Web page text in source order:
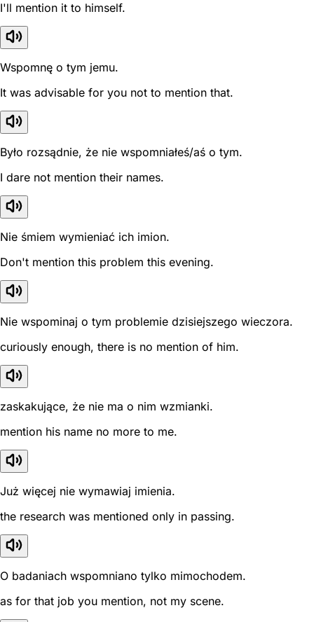
I'll mention it to himself.
Wspomnę o tym jemu.
It was advisable for you not to mention that.
Było rozsądnie, że nie wspomniałeś/aś o tym.
I dare not mention their names.
Nie śmiem wymieniać ich imion.
Don't mention this problem this evening.
Nie wspominaj o tym problemie dzisiejszego wieczora.
curiously enough, there is no mention of him.
zaskakujące, że nie ma o nim wzmianki.
mention his name no more to me.
Już więcej nie wymawiaj imienia.
the research was mentioned only in passing.
O badaniach wspomniano tylko mimochodem.
as for that job you mention, not my scene.